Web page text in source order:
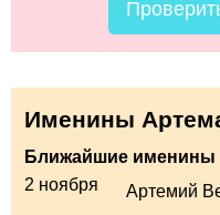
Именины
Ближайшие именины
2 ноября
Артемий